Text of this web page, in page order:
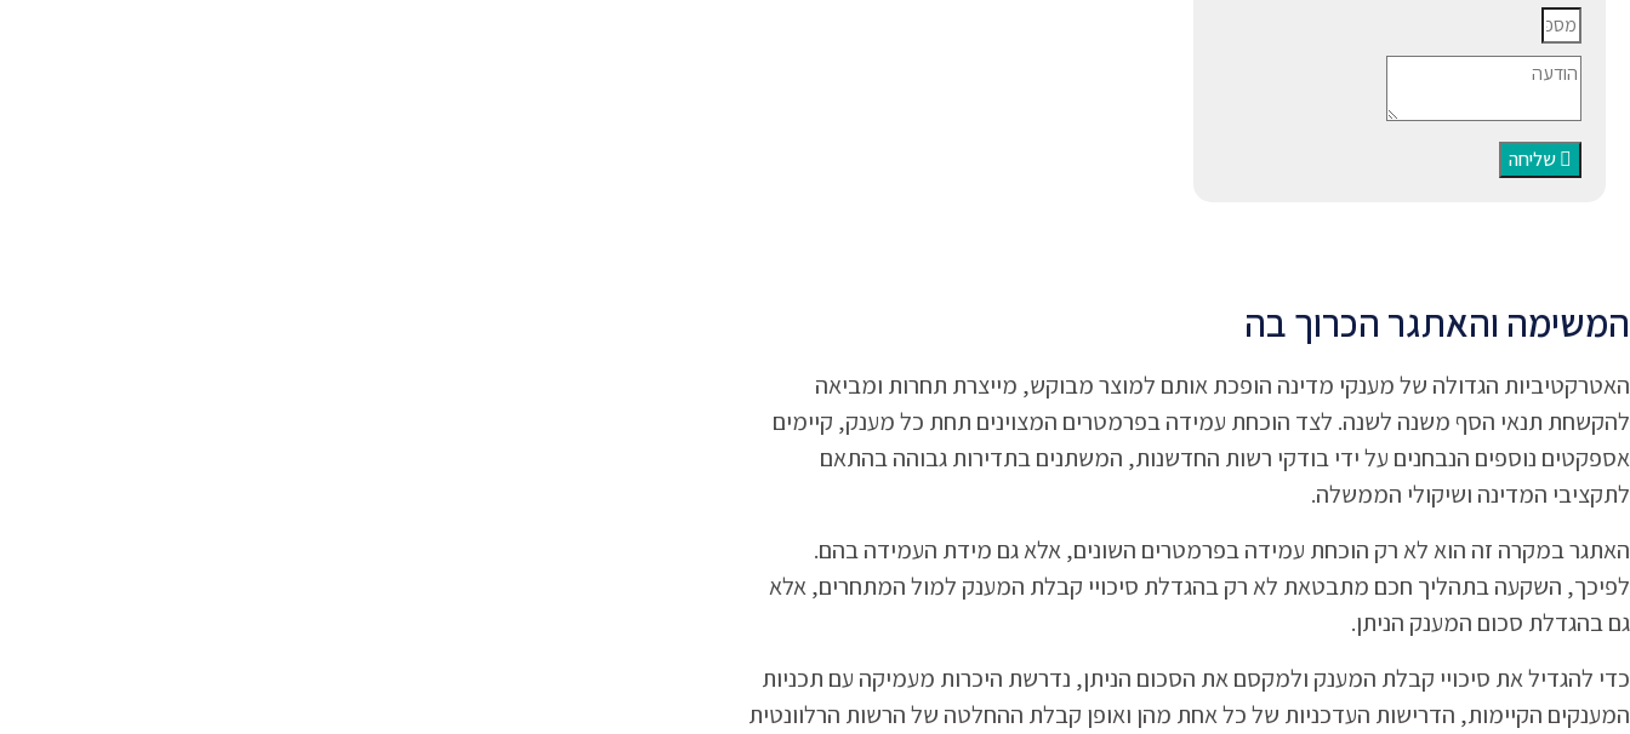
שליחה
המשימה והאתגר הכרוך בה
האטרקטיביות הגדולה של מענקי מדינה הופכת אותם למוצר מבוקש, מייצרת תחרות ומביאה
להקשחת תנאי הסף משנה לשנה. לצד הוכחת עמידה בפרמטרים המצוינים תחת כל מענק, קיימים
אספקטים נוספים הנבחנים על ידי בודקי רשות החדשנות, המשתנים בתדירות גבוהה בהתאם
לתקציבי המדינה ושיקולי הממשלה.
האתגר במקרה זה הוא לא רק הוכחת עמידה בפרמטרים השונים, אלא גם מידת העמידה בהם.
לפיכך, השקעה בתהליך חכם מתבטאת לא רק בהגדלת סיכויי קבלת המענק למול המתחרים, אלא
גם בהגדלת סכום המענק הניתן.
כדי להגדיל את סיכויי קבלת המענק ולמקסם את הסכום הניתן, נדרשת היכרות מעמיקה עם תכניות
המענקים הקיימות, הדרישות העדכניות של כל אחת מהן ואופן קבלת ההחלטה של הרשות הרלוונטית